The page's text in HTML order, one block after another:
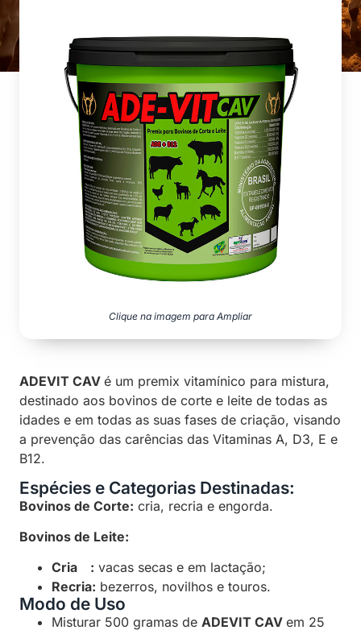
Clique na imagem para Ampliar
ADEVIT CAV é um premix vitamínico para mistura,
destinado aos bovinos de corte e leite de todas as
idades e em todas as suas fases de criação, visando
a prevenção das carências das Vitaminas A, D3, E e
B12.
Espécies e Categorias Destinadas:
Bovinos de Corte: cria, recria e engorda.
Bovinos de Leite:
Cria : vacas secas e em lactação;
Recria: bezerros, novilhos e touros.
Modo de Uso
Misturar 500 gramas de ADEVIT CAV em 25